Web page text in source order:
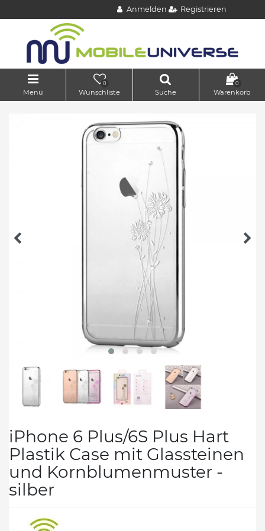
Anmelden Registrieren
Menü
0
Wunschliste Suche
0
Warenkorb
iPhone 6 Plus/6S Plus Hart
Plastik Case mit Glassteinen
und Kornblumenmuster -
silber